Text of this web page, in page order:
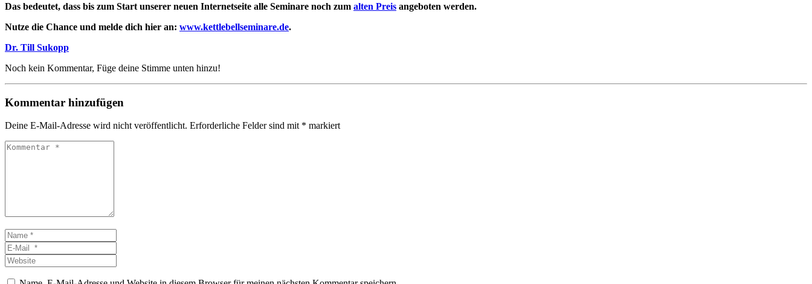
Das bedeutet, dass bis zum Start unserer neuen Internetseite alle Seminare noch zum alten Preis angeboten werden.
Nutze die Chance und melde dich hier an: www.kettlebellseminare.de.
Dr. Till Sukopp
Noch kein Kommentar, Füge deine Stimme unten hinzu!
Kommentar hinzufügen
Deine E-Mail-Adresse wird nicht veröffentlicht. Erforderliche Felder sind mit * markiert
Kommentar
Name
*E-
Mail
*
Website